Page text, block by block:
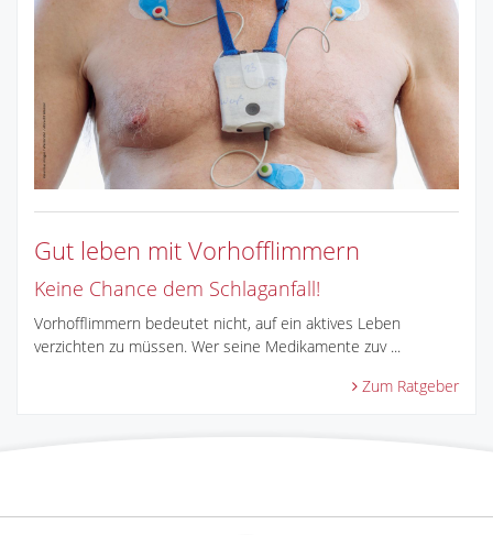
Gut leben mit Vorhofflimmern
Keine Chance dem Schlaganfall!
Vorhofflimmern bedeutet nicht, auf ein aktives Leben
verzichten zu müssen. Wer seine Medikamente zuv ...
Zum Ratgeber